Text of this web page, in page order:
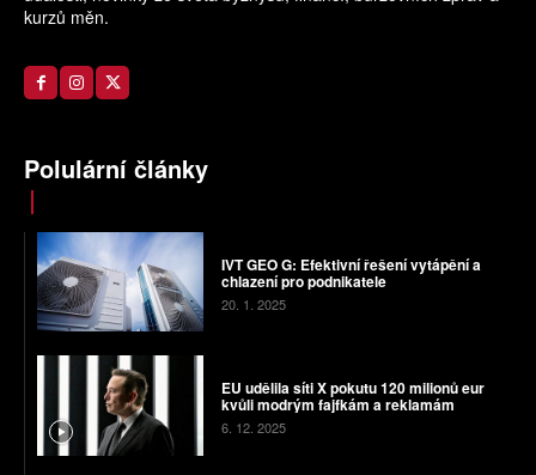
kurzů měn.
Polulární články
IVT GEO G: Efektivní řešení vytápění a
chlazení pro podnikatele
20. 1. 2025
EU udělila síti X pokutu 120 milionů eur
kvůli modrým fajfkám a reklamám
6. 12. 2025